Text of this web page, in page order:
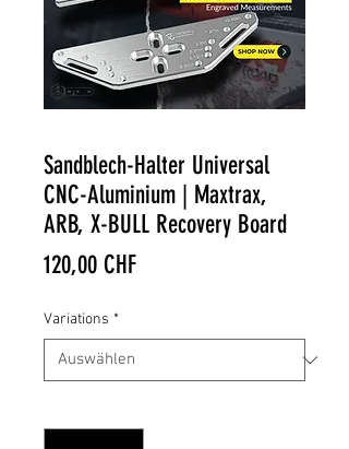
Sandblech-Halter Universal
CNC-Aluminium | Maxtrax,
ARB, X-BULL Recovery Board
120,00 CHFPreis
Variations *